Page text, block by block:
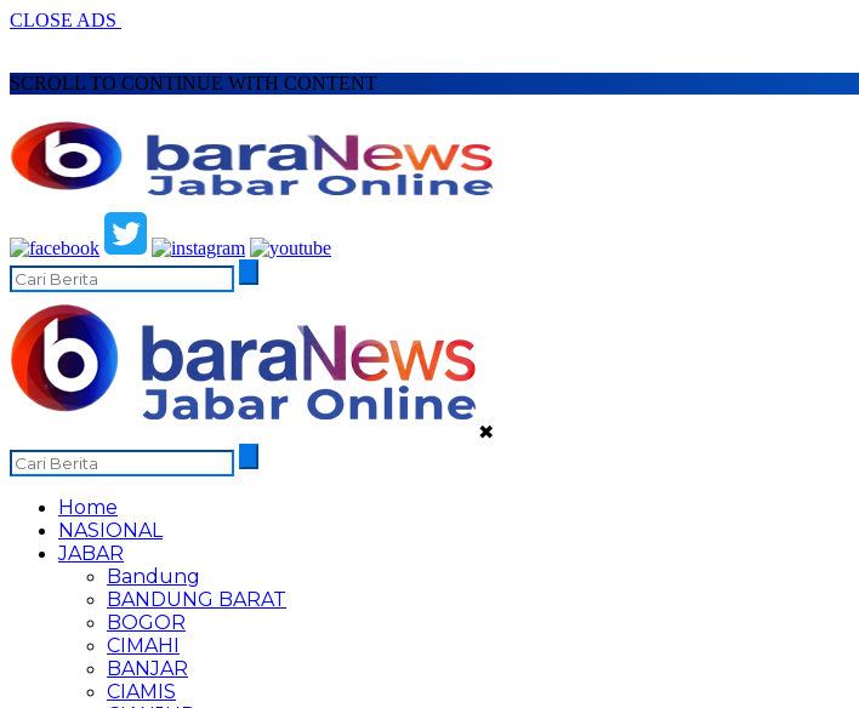
CLOSE ADS
SCROLL TO CONTINUE WITH CONTENT
✖
Home
NASIONAL
JABAR
Bandung
BANDUNG BARAT
BOGOR
CIMAHI
BANJAR
CIAMIS